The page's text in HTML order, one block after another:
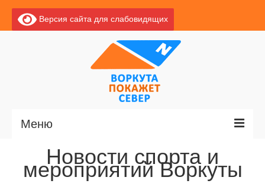
Версия сайта для слабовидящих
Меню
Главная
Новости
Новости спорта и
мероприятий Воркуты